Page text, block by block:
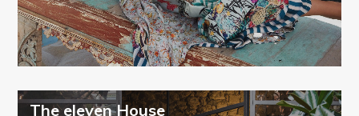
The eleven House